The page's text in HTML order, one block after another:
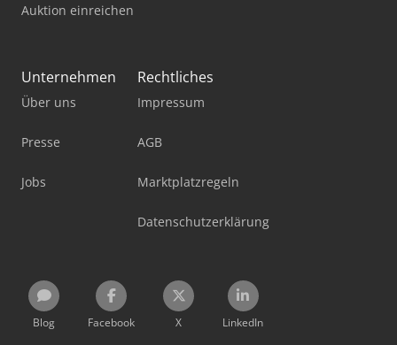
Auktion einreichen
Unternehmen
Über uns
Presse
Jobs
Rechtliches
Impressum
AGB
Marktplatzregeln
Datenschutzerklärung
Blog Facebook X LinkedIn